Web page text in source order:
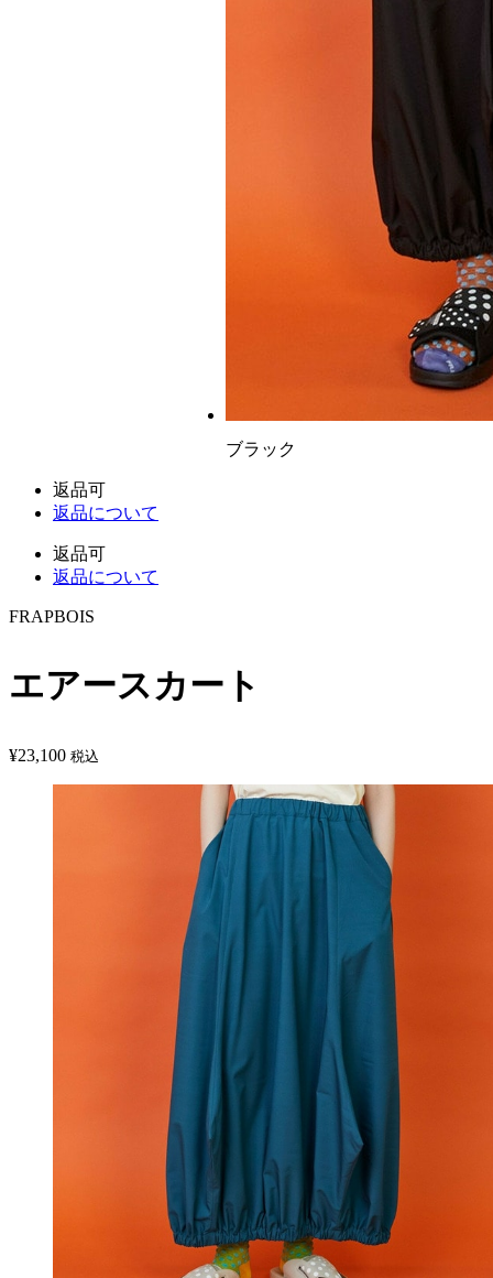
ブラック
返品可
返品について
返品可
返品について
FRAPBOIS
エアースカート
¥23,100 税込